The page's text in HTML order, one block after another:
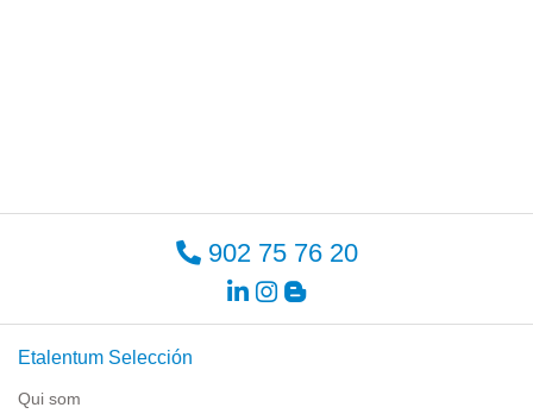
902 75 76 20
Etalentum Selección
Qui som